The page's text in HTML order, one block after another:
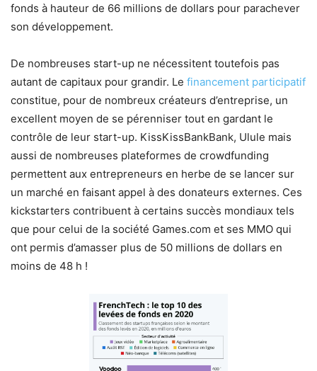
fonds à hauteur de 66 millions de dollars pour parachever
son développement.
De nombreuses start-up ne nécessitent toutefois pas
autant de capitaux pour grandir. Le financement participatif
constitue, pour de nombreux créateurs d’entreprise, un
excellent moyen de se pérenniser tout en gardant le
contrôle de leur start-up. KissKissBankBank, Ulule mais
aussi de nombreuses plateformes de crowdfunding
permettent aux entrepreneurs en herbe de se lancer sur
un marché en faisant appel à des donateurs externes. Ces
kickstarters contribuent à certains succès mondiaux tels
que pour celui de la société Games.com et ses MMO qui
ont permis d’amasser plus de 50 millions de dollars en
moins de 48 h !